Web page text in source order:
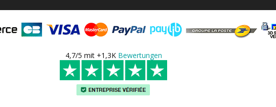
4,7/5 mit +1,3K Bewertungen